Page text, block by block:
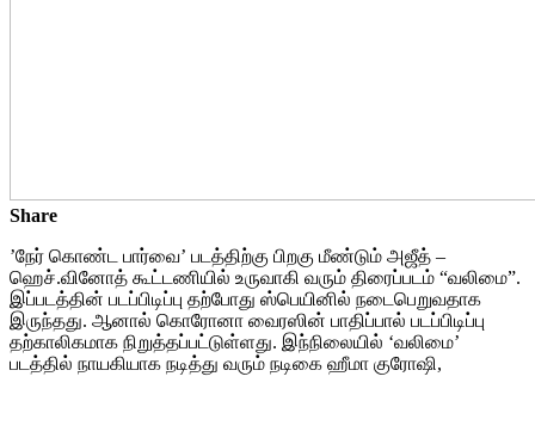
Share
’நேர் கொண்ட பார்வை’ படத்திற்கு பிறகு மீண்டும் அஜீத் –
ஹெச்.வினோத் கூட்டணியில் உருவாகி வரும் திரைப்படம் “வலிமை”.
இப்படத்தின் படப்பிடிப்பு தற்போது ஸ்பெயினில் நடைபெறுவதாக
இருந்தது. ஆனால் கொரோனா வைரஸின் பாதிப்பால் படப்பிடிப்பு
தற்காலிகமாக நிறுத்தப்பட்டுள்ளது. இந்நிலையில் ‘வலிமை’
படத்தில் நாயகியாக நடித்து வரும் நடிகை ஹீமா குரோஷி,